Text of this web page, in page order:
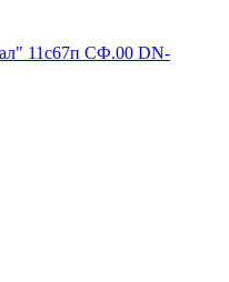
11с67п СФ.00 DN-